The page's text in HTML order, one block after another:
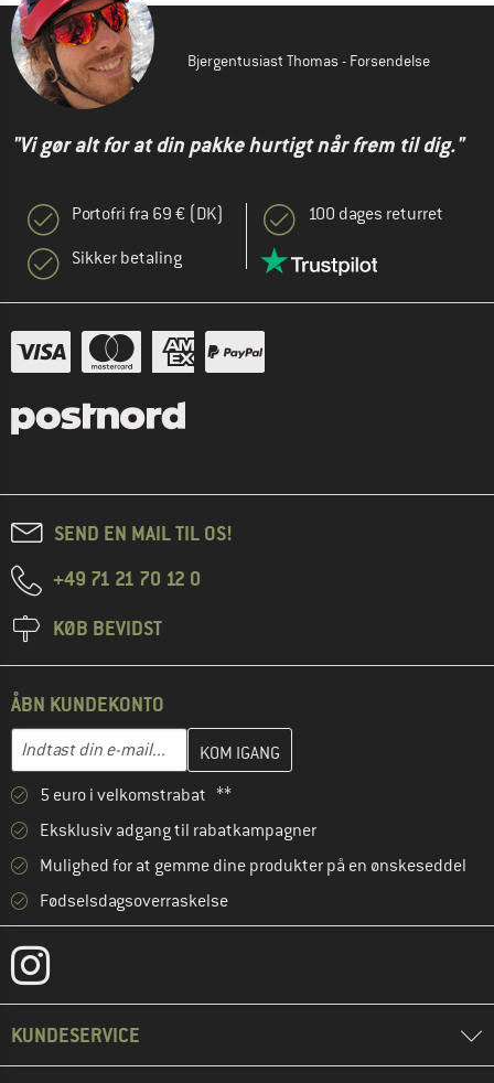
Bjergentusiast Thomas - Forsendelse
"Vi gør alt for at din pakke hurtigt når frem til dig."
Portofri fra 69 € (DK)
Sikker betaling
100 dages returret
SEND EN MAIL TIL OS!
+49 71 21 70 12 0
KØB BEVIDST
ÅBN KUNDEKONTO
Indtast din e-mail...
Indtast din e-mailadresse her, og opret i næste trin din
5 euro i velkomstrabat **
Eksklusiv adgang til rabatkampagner
Mulighed for at gemme dine produkter på en ønskeseddel
Fødselsdagsoverraskelse
KUNDESERVICE